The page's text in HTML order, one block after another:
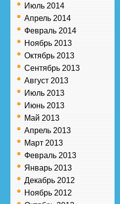
Июль 2014
Апрель 2014
Февраль 2014
Ноябрь 2013
Октябрь 2013
Сентябрь 2013
Август 2013
Июль 2013
Июнь 2013
Май 2013
Апрель 2013
Март 2013
Февраль 2013
Январь 2013
Декабрь 2012
Ноябрь 2012